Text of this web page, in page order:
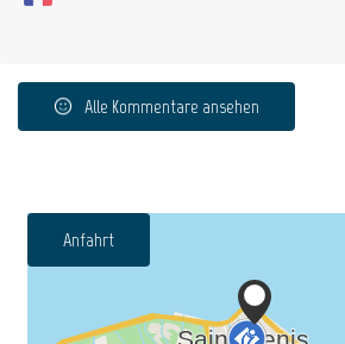
Alle Kommentare ansehen
Anfahrt